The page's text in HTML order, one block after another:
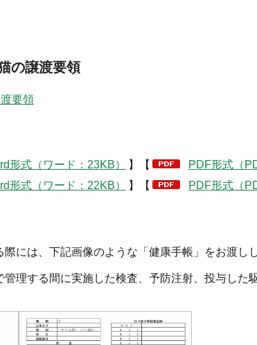
の譲渡要領
要領
形式（ワード：23KB） 】【 PDF形式（
形式（ワード：22KB） 】【 PDF形式（
には、下記画像のような「健康手帳」をお渡し
理する間に実施した検査、予防注射、投与した